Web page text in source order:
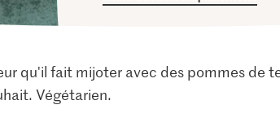
qu'il fait mijoter avec des pommes de
Végétarien.